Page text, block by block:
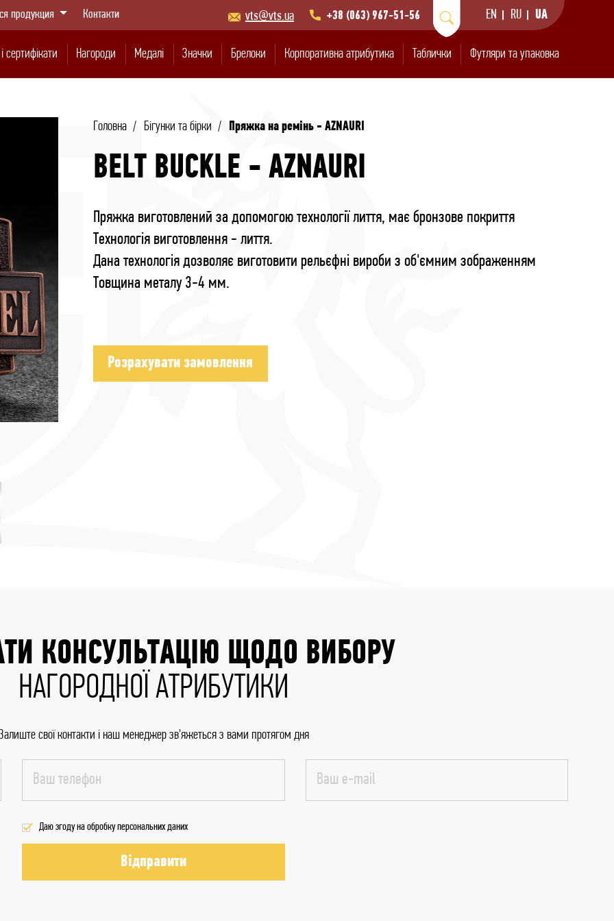
продукция Контакти vts@vts.ua +38 (063) 967-51-56 EN RU UA
сертифікати
Герб та плакетки Муляжі банківських злитків
Нагороди Медалі
Юбілейні та пам'ятні медалі Спортивні медалі
Значки
Корпоративні значки
Металеві значки з хімічним
Брелоки Корпоративна атрибутика
Затиски краваток і запонки Кулони та підвіски
Таблички
Фасадні таблички
Футляри та упаковка
Головна Бігунки та бірки Пряжка на ремінь - AZNAURI
BELT BUCKLE - AZNAURI
Пряжка виготовлений за допомогою технології лиття, має бронзове покриття
Технологія виготовлення - лиття.
Дана технологія дозволяє виготовити рельєфні вироби з об'ємним зображенням
Товщина металу 3-4 мм.
Розрахувати замовлення
КОНСУЛЬТАЦІЮ ЩОДО ВИБОРУ
НАГОРОДНОЇ АТРИБУТИКИ
свої контакти і наш менеджер зв'яжеться з вами протягом дня
Даю згоду на обробку персональних даних
Відправити